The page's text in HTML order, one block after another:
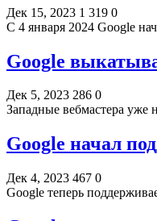
Дек 15, 2023 1 319 0
С 4 января 2024 Google
Google
Дек 5, 2023 286 0
Западные вебмастера уже
Google начал
Дек 4, 2023 467 0
Google теперь